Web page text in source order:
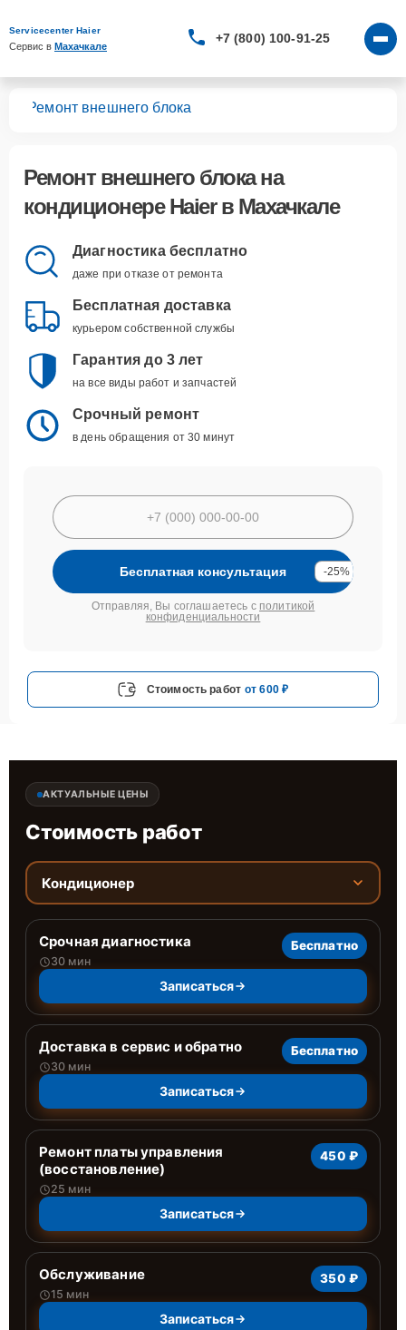
Servicecenter Haier
Сервис в Махачкале
+7 (800) 100-91-25
Ремонт внешнего блока
Ремонт внешнего блокана
кондиционере Haier в Махачкале
Диагностика бесплатно
даже при отказе от ремонта
Бесплатная доставка
курьером собственной службы
Гарантия до 3 лет
на все виды работ и запчастей
Срочный ремонт
в день обращения от 30 минут
Бесплатная консультация -25%
Отправляя, Вы соглашаетесь с политикой
конфиденциальности
Стоимость работ от 600 ₽
АКТУАЛЬНЫЕ ЦЕНЫ
Стоимость работ
Кондиционер
Срочная диагностика
30 мин
Бесплатно
Записаться
Доставка в сервис и обратно
30 мин
Бесплатно
Записаться
Ремонт платы управления
(восстановление)
25 мин
450 ₽
Записаться
Обслуживание
15 мин
350 ₽
Записаться